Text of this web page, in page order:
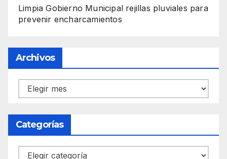
Limpia Gobierno Municipal rejillas pluviales para
prevenir encharcamientos
Archivos
Archivos
Categorías
Categorías